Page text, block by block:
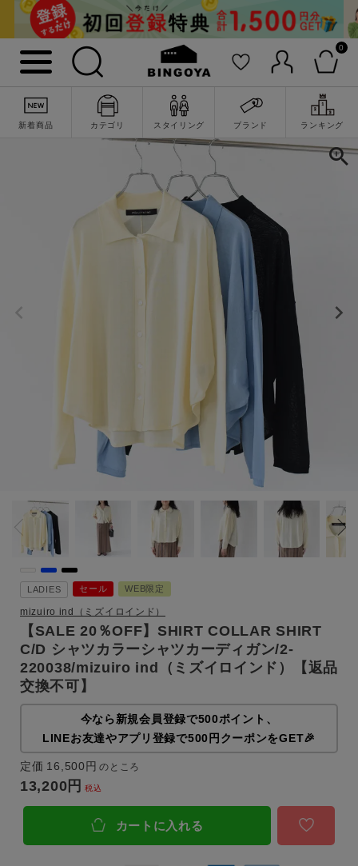
0
新着商品 カテゴリ スタイリング ブランド ランキング
詳細検索
LADIES セール WEB限定
mizuiro ind（ミズイロインド）
【SALE 20％OFF】SHIRT COLLAR SHIRT
C/D シャツカラーシャツカーディガン/2-
220038/mizuiro ind（ミズイロインド）【返品
交換不可】
今なら新規会員登録で500ポイント、
LINEお友達やアプリ登録で500円クーポンをGET🎉
定価 16,500 のところ
13,200 税込
カートに入れる